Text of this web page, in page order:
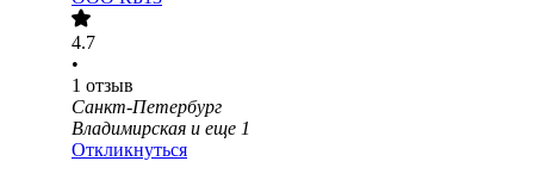
4.7
•
1 отзыв
Санкт-Петербург
Владимирская и еще 1
Откликнуться